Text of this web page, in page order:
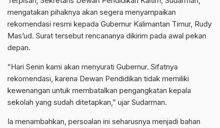
mengatakan pihaknya akan segera menyampaikan
rekomendasi resmi kepada Gubernur Kalimantan Timur, Rudy
Mas’ud. Surat tersebut rencananya dikirim pada awal pekan
depan.
“Hari Senin kami akan menyurati Gubernur. Sifatnya
rekomendasi, karena Dewan Pendidikan tidak memiliki
kewenangan untuk membatalkan pengangkatan kepala
sekolah yang sudah ditetapkan,” ujar Sudarman.
Ia menambahkan, persoalan ini seharusnya menjadi bahan